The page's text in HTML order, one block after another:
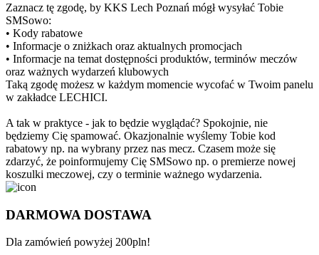
Zaznacz tę zgodę, by KKS Lech Poznań mógł wysyłać Tobie
SMSowo:
• Kody rabatowe
• Informacje o zniżkach oraz aktualnych promocjach
• Informacje na temat dostępności produktów, terminów meczów
oraz ważnych wydarzeń klubowych
Taką zgodę możesz w każdym momencie wycofać w Twoim panelu
w zakładce LECHICI.
A tak w praktyce - jak to będzie wyglądać? Spokojnie, nie
będziemy Cię spamować. Okazjonalnie wyślemy Tobie kod
rabatowy np. na wybrany przez nas mecz. Czasem może się
zdarzyć, że poinformujemy Cię SMSowo np. o premierze nowej
koszulki meczowej, czy o terminie ważnego wydarzenia.
DARMOWA DOSTAWA
Dla zamówień powyżej 200pln!